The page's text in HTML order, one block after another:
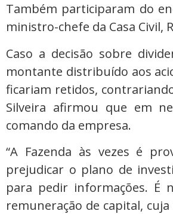
Também participaram do
ministro-chefe da Casa Civil,
Caso a decisão sobre
montante distribuído aos
ficariam retidos,
Silveira afirmou que em
comando da empresa.
“A Fazenda às vezes é
prejudicar o plano de
para pedir informações. É
remuneração de capital, cuja